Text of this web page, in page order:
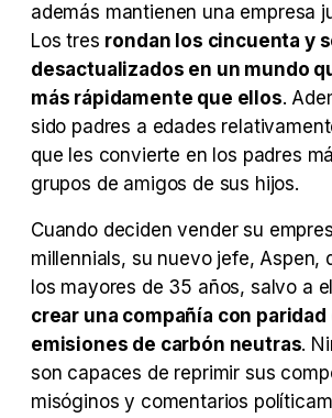
además mantienen una empresa
Los tres rondan los cincuenta y
desactualizados en un mundo
más rápidamente que ellos.
sido padres a edades
que les convierte en los padres
grupos de amigos de sus hijos.
Cuando deciden vender su
millennials, su nuevo jefe, Aspen,
los mayores de 35 años, salvo a
crear una compañía con
emisiones de carbón neutras.
son capaces de reprimir sus
misóginos y comentarios